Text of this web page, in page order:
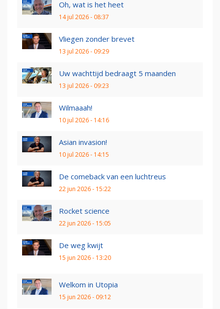
Oh, wat is het heet
14 jul 2026 - 08:37
Vliegen zonder brevet
13 jul 2026 - 09:29
Uw wachttijd bedraagt 5 maanden
13 jul 2026 - 09:23
Wilmaaah!
10 jul 2026 - 14:16
Asian invasion!
10 jul 2026 - 14:15
De comeback van een luchtreus
22 jun 2026 - 15:22
Rocket science
22 jun 2026 - 15:05
De weg kwijt
15 jun 2026 - 13:20
Welkom in Utopia
15 jun 2026 - 09:12